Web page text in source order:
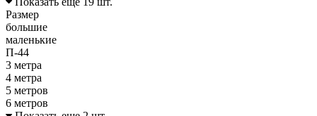
Размер
большие
маленькие
П-44
3 метра
4 метра
5 метров
6 метров